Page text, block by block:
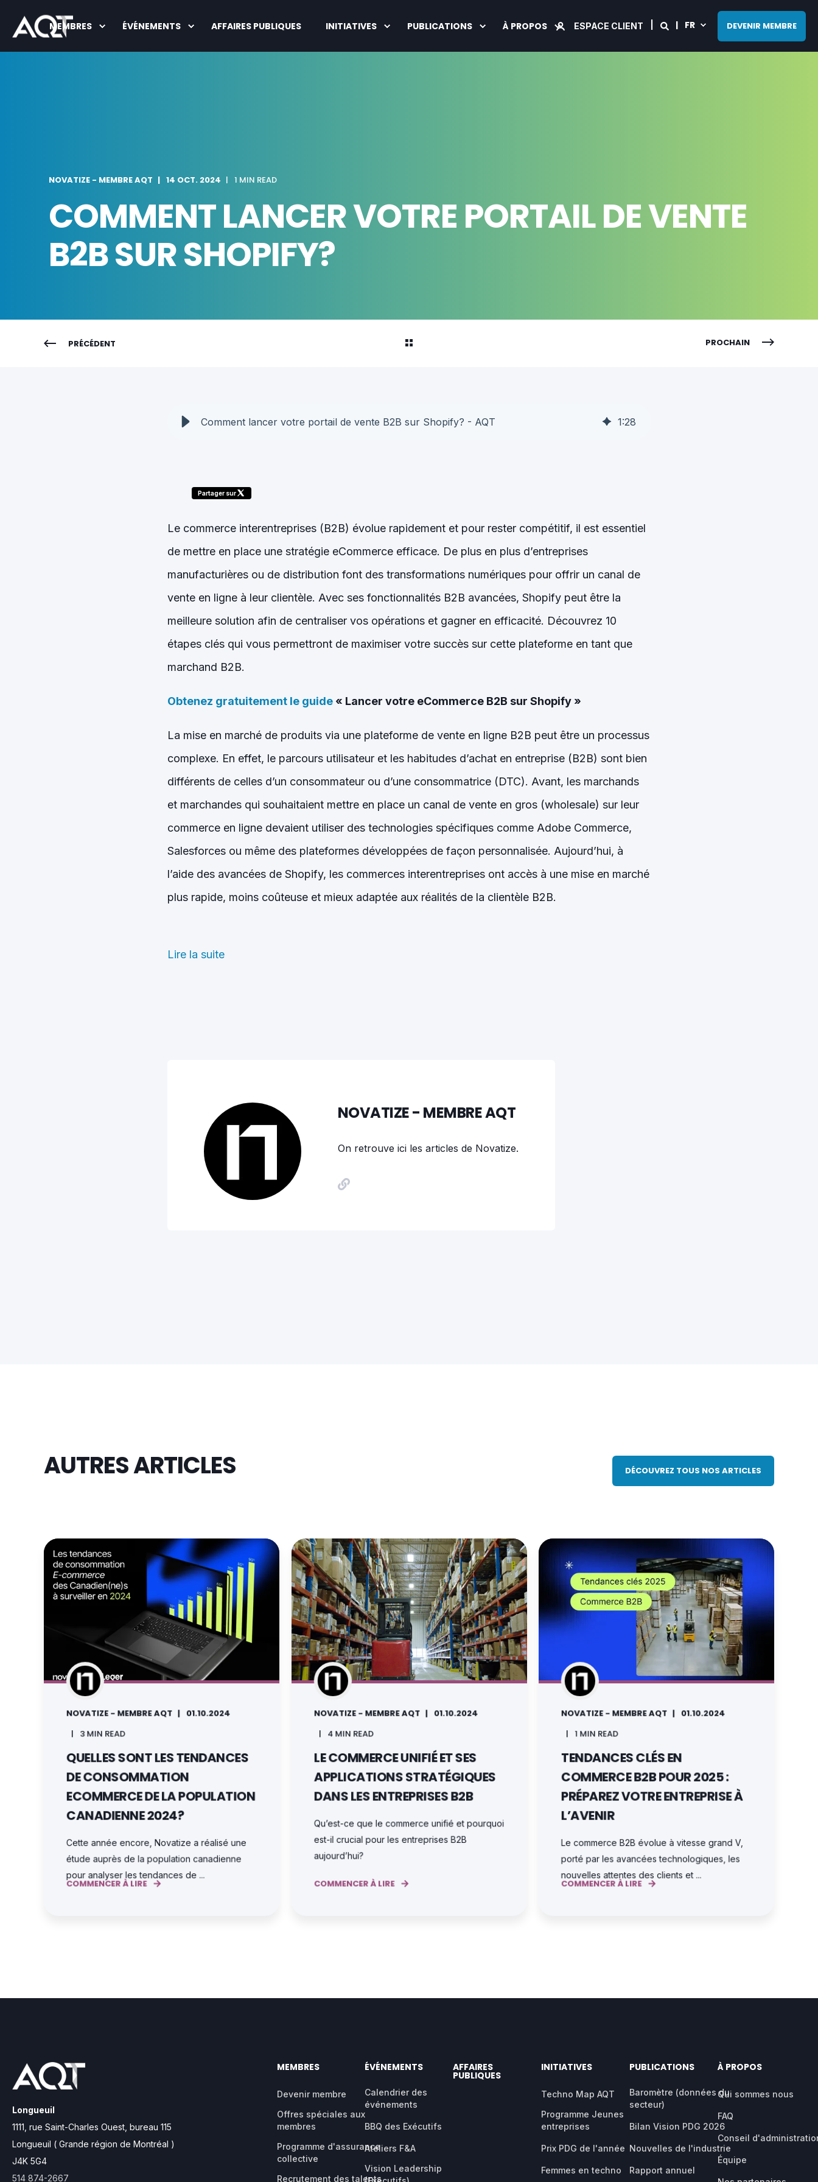
MEMBRES ÉVÉNEMENTS AFFAIRES PUBLIQUES INITIATIVES PUBLICATIONS À PROPOS ESPACE CLIENT FR DEVENIR MEMBRE
NOVATIZE - MEMBRE AQT 14 OCT. 2024 1 MIN READ
COMMENT LANCER VOTRE PORTAIL DE VENTE
B2B SUR SHOPIFY?
PRÉCÉDENT PROCHAIN
Comment lancer votre portail de vente B2B sur Shopify? - AQT 1:28
Partager sur
Le commerce interentreprises (B2B) évolue rapidement et pour rester compétitif, il est essentiel
de mettre en place une stratégie eCommerce efficace. De plus en plus d’entreprises
manufacturières ou de distribution font des transformations numériques pour offrir un canal de
vente en ligne à leur clientèle. Avec ses fonctionnalités B2B avancées, Shopify peut être la
meilleure solution afin de centraliser vos opérations et gagner en efficacité. Découvrez 10
étapes clés qui vous permettront de maximiser votre succès sur cette plateforme en tant que
marchand B2B.
Obtenez gratuitement le guide« Lancer votre eCommerce B2B sur Shopify »
La mise en marché de produits via une plateforme de vente en ligne B2B peut être un processus
complexe. En effet, le parcours utilisateur et les habitudes d’achat en entreprise (B2B) sont bien
différents de celles d’un consommateur ou d’une consommatrice (DTC). Avant, les marchands
et marchandes qui souhaitaient mettre en place un canal de vente en gros (wholesale) sur leur
commerce en ligne devaient utiliser des technologies spécifiques comme Adobe Commerce,
Salesforces ou même des plateformes développées de façon personnalisée. Aujourd’hui, à
l’aide des avancées de Shopify, les commerces interentreprises ont accès à une mise en marché
plus rapide, moins coûteuse et mieux adaptée aux réalités de la clientèle B2B.
Lire la suite
NOVATIZE - MEMBRE AQT
On retrouve ici les articles de Novatize.
AUTRES ARTICLES DÉCOUVREZ TOUS NOS ARTICLES
NOVATIZE - MEMBRE AQT
01.10.2024
3 MIN READ
QUELLES SONT LES TENDANCES
DE CONSOMMATION
ECOMMERCE DE LA POPULATION
CANADIENNE 2024?
Cette année encore, Novatize a réalisé une
étude auprès de la population canadienne
pour analyser les tendances de ...
COMMENCER À LIRE
NOVATIZE - MEMBRE AQT
01.10.2024
4 MIN READ
LE COMMERCE UNIFIÉ ET SES
APPLICATIONS STRATÉGIQUES
DANS LES ENTREPRISES B2B
Qu’est-ce que le commerce unifié et pourquoi
est-il crucial pour les entreprises B2B
aujourd’hui?
COMMENCER À LIRE
NOVATIZE - MEMBRE AQT
01.10.2024
1 MIN READ
TENDANCES CLÉS EN
COMMERCE B2B POUR 2025 :
PRÉPAREZ VOTRE ENTREPRISE À
L’AVENIR
Le commerce B2B évolue à vitesse grand V,
porté par les avancées technologiques, les
nouvelles attentes des clients et ...
COMMENCER À LIRE
Longueuil
1111, rue Saint-Charles Ouest, bureau 115
Longueuil ( Grande région de Montréal )
J4K 5G4
514 874-2667
MEMBRES
Devenir membre
Offres spéciales aux
membres
Programme d'assurance
collective
Recrutement des talents
ÉVÉNEMENTS
Calendrier des
événements
BBQ des Exécutifs
Ateliers F&A
Vision Leadership
AFFAIRES
PUBLIQUES
INITIATIVES
Techno Map AQT
Programme Jeunes
entreprises
Prix PDG de l'année
Femmes en techno
PUBLICATIONS
Baromètre (données du
secteur)
Bilan Vision PDG 2026
Nouvelles de l'industrie
Rapport annuel
À PROPOS
Qui sommes nous
FAQ
Conseil
Équipe